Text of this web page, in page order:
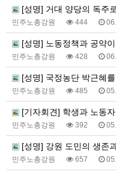
[성명] 거대 양당의 독주
민주노총강원 444
[성명] 노동정책과 공약
민주노총강원 428
[성명] 국정농단 박근혜를 등에 업은 국민의힘의
민주노총강원 485
[기자회견] 학생과 노동자가 행복
민주노총강원 392
[성명] 강원 도민의 생존과 한반도 평화 위협하
민주노총강원 657